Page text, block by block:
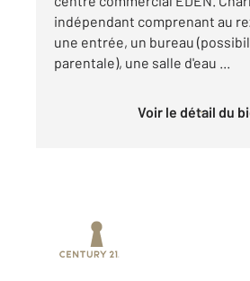
indépendant comprenant au
une entrée, un bureau
parentale), une salle d'eau ...
Voir le détail du